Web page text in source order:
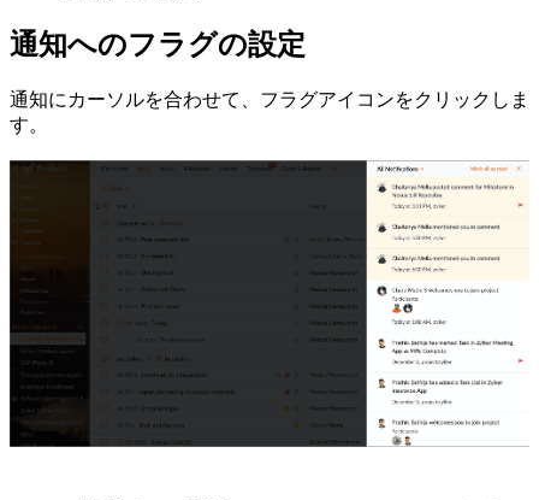
通知へのフラグの設定
通知にカーソルを合わせて、フラグアイコンをクリックしま
す。